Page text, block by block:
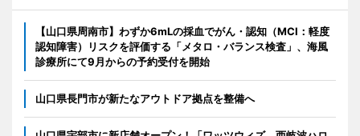
【山口県周南市】わずか6mLの採血でがん・認知（MCI：軽度
認知障害）リスクを評価する「メタロ・バランス検査」、海風
診療所にて9月からの予約受付を開始
山口県長門市が新たなアウトドア拠点を整備へ